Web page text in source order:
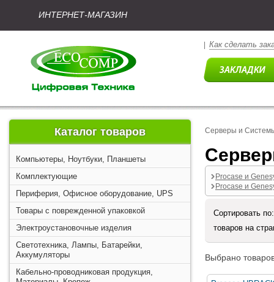
ИНТЕРНЕТ-МАГАЗИН
Как сделать
Каталог товаров
Компьютеры, Ноутбуки, Планшеты
Комплектующие
Периферия, Офисное оборудование, UPS
Товары с поврежденной упаковкой
Электроустановочные изделия
Светотехника, Лампы, Батарейки,
Аккумуляторы
Кабельно-проводниковая продукция,
Серверы и
Procase и
Procase и
Сортировать
товаров на
Выбрано